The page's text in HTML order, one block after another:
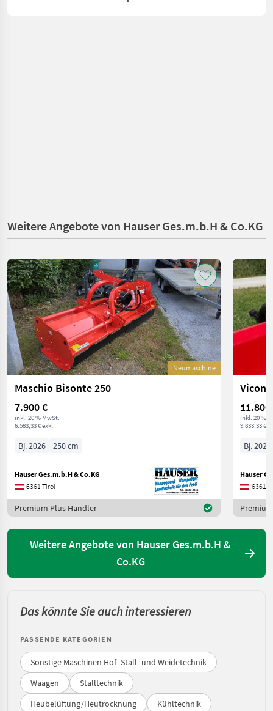
Weitere Angebote von Hauser Ges.m.b.H & Co.KG
Neumaschine
Maschio Bisonte 250
7.900 €
inkl. 20 % MwSt.
6.583,33 € exkl.
Bj. 2026 250 cm
Hauser Ges.m.b.H & Co.KG
6361 Tirol
Premium Plus Händler
Vicon
11.800
inkl. 20 %
9.833,33 €
Bj. 2026
Hauser
6361
Weitere Angebote von Hauser Ges.m.b.H &
Co.KG
Das könnte Sie auch interessieren
PASSENDE KATEGORIEN
Sonstige Maschinen Hof- Stall- und Weidetechnik
Waagen
Stalltechnik
Heubelüftung/Heutrocknung
Kühltechnik